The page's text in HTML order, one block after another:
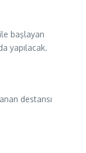
başlayan
yapılacak.
destansı